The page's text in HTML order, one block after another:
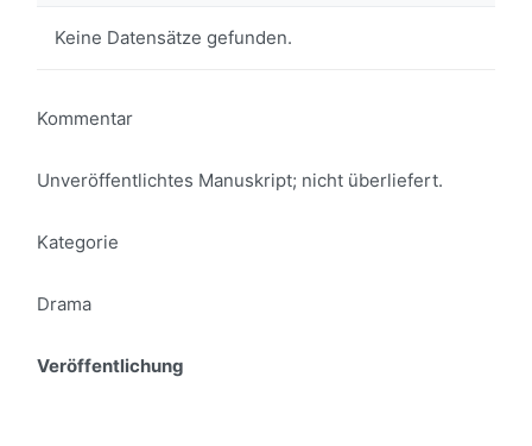
Keine Datensätze gefunden.
Kommentar
Unveröffentlichtes Manuskript; nicht überliefert.
Kategorie
Drama
Veröffentlichung